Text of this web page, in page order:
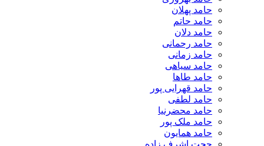
حامد پهلان
حامد حاتم
حامد دلان
حامد رحمانی
حامد زمانی
حامد سیاهی
حامد طاها
حامد قهرایی پور
حامد لطفی
حامد محضرنیا
حامد ملک پور
حامد همایون